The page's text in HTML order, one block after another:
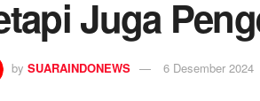
Juga
by SUARAINDONEWS 6 Desember 2024